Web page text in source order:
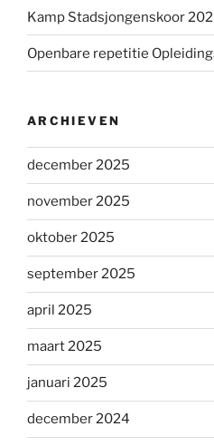
Kamp Stadsjongenskoor
Openbare repetitie
ARCHIEVEN
december 2025
november 2025
oktober 2025
september 2025
april 2025
maart 2025
januari 2025
december 2024